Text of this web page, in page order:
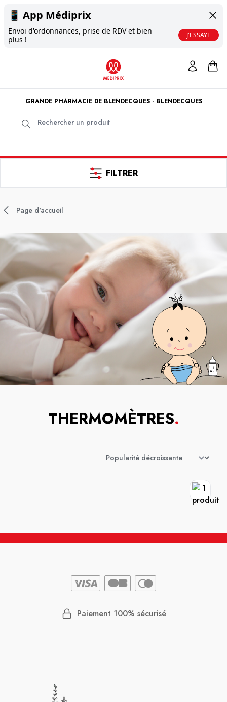
📱 App Médiprix
Envoi d'ordonnances, prise de RDV et bien
plus !
J'ESSAYE
GRANDE PHARMACIE DE BLENDECQUES - BLENDECQUES
FILTRER
Page d'accueil
THERMOMÈTRES.
Paiement 100% sécurisé